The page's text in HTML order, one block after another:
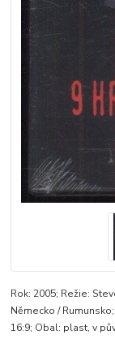
Rok: 2005; Režie:
Německo /
16:9; Obal: plast, v